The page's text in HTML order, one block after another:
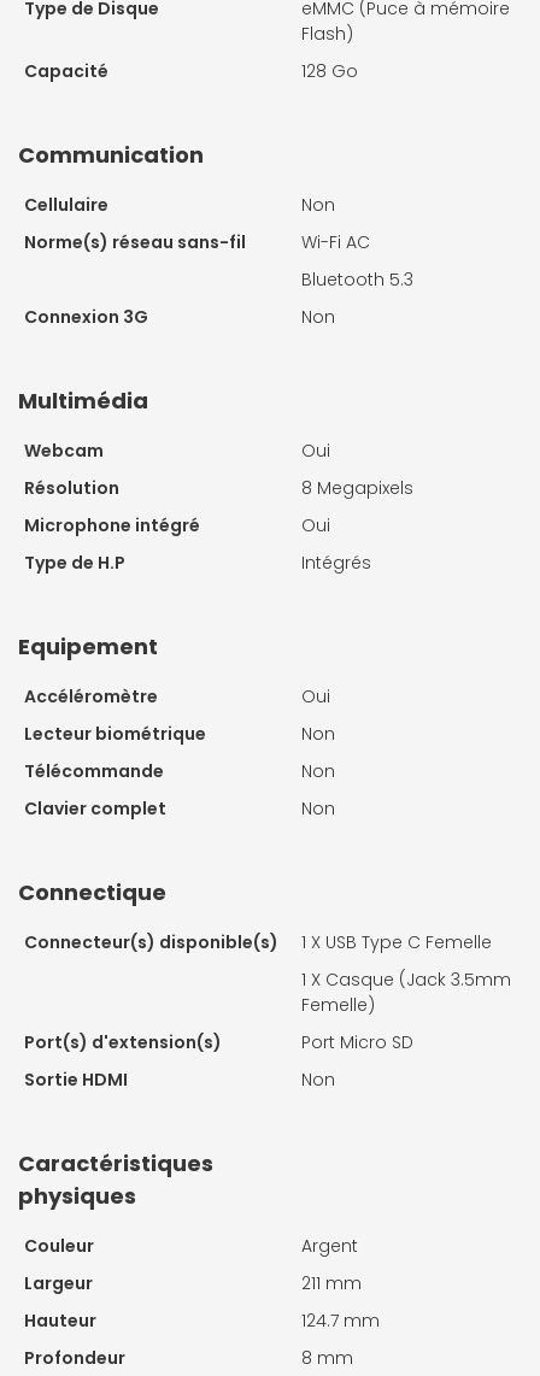
Type de Disque
eMMC (Puce à mémoire
Flash)
Capacité
128 Go
Communication
Cellulaire
Non
Norme(s) réseau sans-fil
Wi-Fi AC
Bluetooth 5.3
Connexion 3G
Non
Multimédia
Webcam
Oui
Résolution
8 Megapixels
Microphone intégré
Oui
Type de H.P
Intégrés
Equipement
Accéléromètre
Oui
Lecteur biométrique
Non
Télécommande
Non
Clavier complet
Non
Connectique
Connecteur(s) disponible(s) 1 X USB Type C Femelle
1 X Casque (Jack 3.5mm
Femelle)
Port(s) d'extension(s)
Port Micro SD
Sortie HDMI
Non
Caractéristiques
physiques
Couleur
Argent
Largeur
211 mm
Hauteur
124.7 mm
Profondeur
8 mm